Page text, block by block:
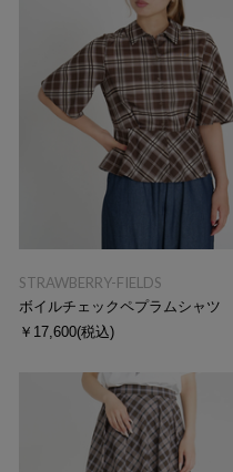
STRAWBERRY-FIELDS
ボイルチェックペプラムシャツ
￥17,600(税込)